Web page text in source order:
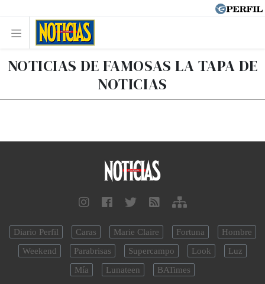
NOTICIAS DE FAMOSAS LA TAPA DE
NOTICIAS
Diario Perfil Caras Marie Claire Fortuna
Hombre
Weekend
Parabrisas Supercampo Look
Luz
Mía
Lunateen BATimes